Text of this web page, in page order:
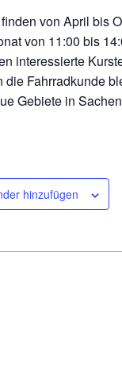
von April bis
von 11:00 bis
interessierte
die Fahrradkunde
Gebiete in
hinzufügen